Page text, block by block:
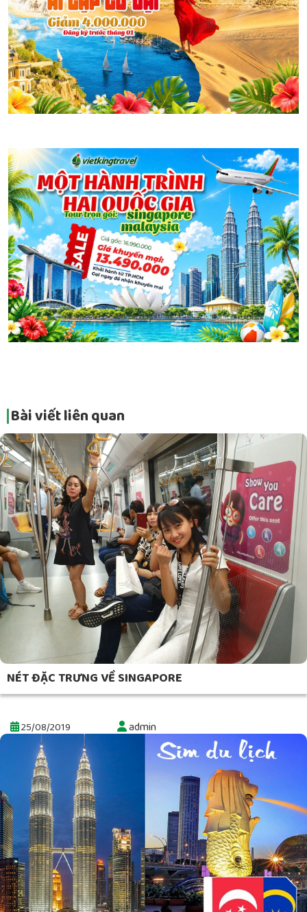
Bài viết liên quan
NÉT ĐẶC TRƯNG VỀ SINGAPORE
25/08/2019 admin